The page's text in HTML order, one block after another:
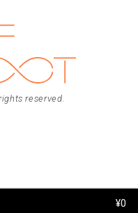
¥0
reserved.